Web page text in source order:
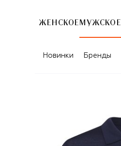
ЖЕНСКОЕ МУЖСКОЕ
Новинки Бренды